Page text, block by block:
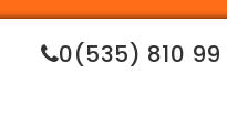
0(535) 810